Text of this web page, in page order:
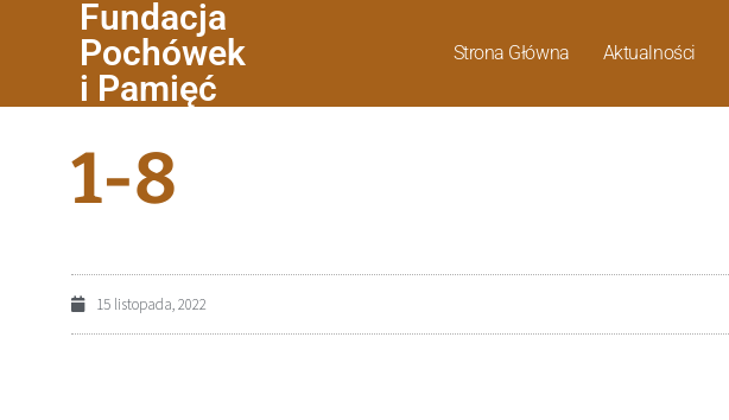
Fundacja
Pochówek
i Pamięć
Strona Główna Aktualności
1-8
15 listopada, 2022